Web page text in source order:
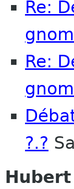
Re:
Re:
?.?